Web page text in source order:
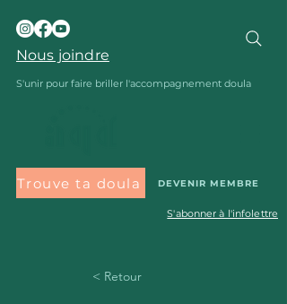
Nous joindre
S'unir pour faire briller l'accompagnement doula
Trouve ta doula DEVENIR MEMBRE
S'abonner à l'infolettre
< Retour